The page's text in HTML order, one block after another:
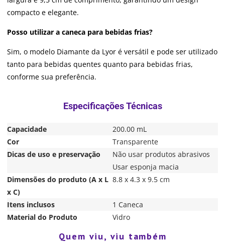
compacto e elegante.
Posso utilizar a caneca para bebidas frias?
Sim, o modelo Diamante da Lyor é versátil e pode ser utilizado
tanto para bebidas quentes quanto para bebidas frias,
conforme sua preferência.
Capacidade
200.00 mL
Cor
Transparente
Dicas de uso e preservação
Não usar produtos abrasivos
Usar esponja macia
Dimensões do produto (A x L
x C)
8.8 x 4.3 x 9.5 cm
Itens inclusos
1 Caneca
Material do Produto
Vidro
Quem viu, viu também